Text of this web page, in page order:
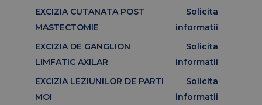
EXCIZIA CUTANATA POST
MASTECTOMIE
Solicita
informatii
EXCIZIA DE GANGLION
LIMFATIC AXILAR
Solicita
informatii
EXCIZIA LEZIUNILOR DE PARTI
MOI
Solicita
informatii